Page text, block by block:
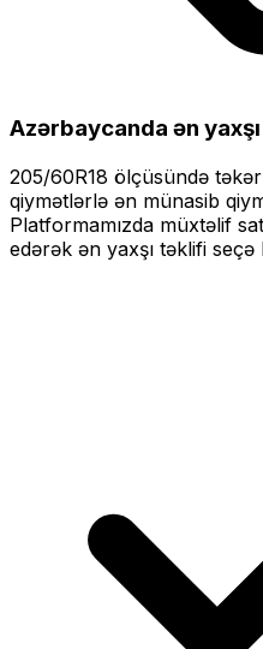
Azərbaycanda ən
205/60R18 ölçüsündə
qiymətlərlə ən münasib
Platformamızda müxtəlif
edərək ən yaxşı təklifi seçə